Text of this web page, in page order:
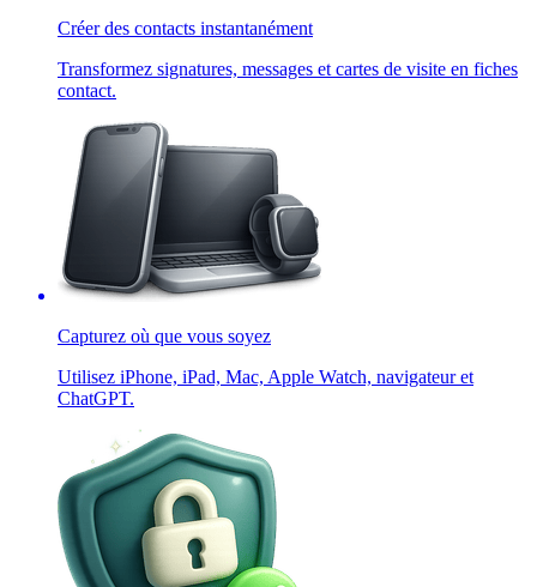
Créer des contacts instantanément
Transformez signatures, messages et cartes de visite en fiches
contact.
Capturez où que vous soyez
Utilisez iPhone, iPad, Mac, Apple Watch, navigateur et
ChatGPT.